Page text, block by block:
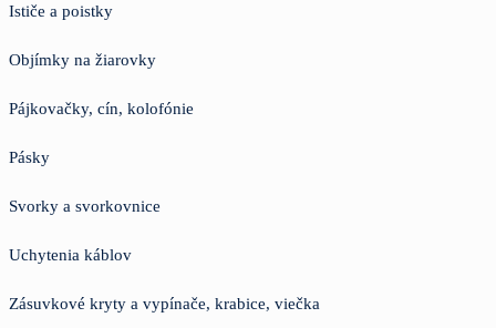
Ističe a poistky
Objímky na žiarovky
Pájkovačky, cín, kolofónie
Pásky
Svorky a svorkovnice
Uchytenia káblov
Zásuvkové kryty a vypínače, krabice, viečka